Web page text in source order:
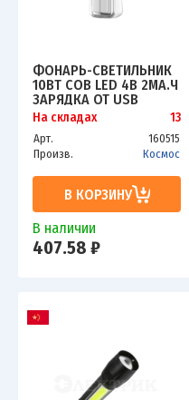
ФОНАРЬ-СВЕТИЛЬНИК
10ВТ COB LED 4В 2МА.Ч
ЗАРЯДКА ОТ USB
КОСМОС KOC118LED
На складах 13
Арт.
160515
Произв.
Космос
В КОРЗИНУ
В наличии
407.58 ₽